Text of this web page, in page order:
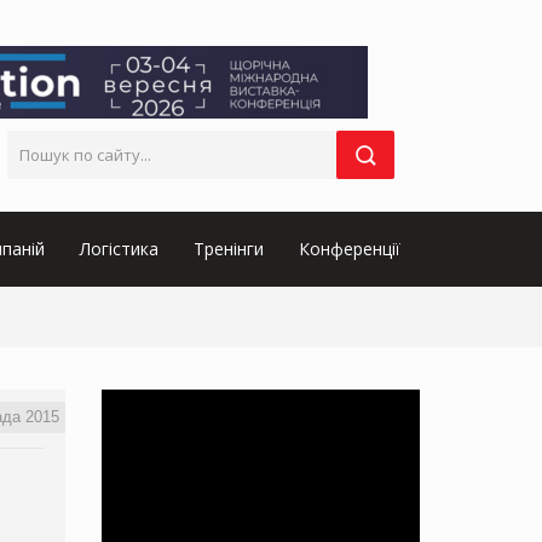
Логістика Тренінги Конференції
2015